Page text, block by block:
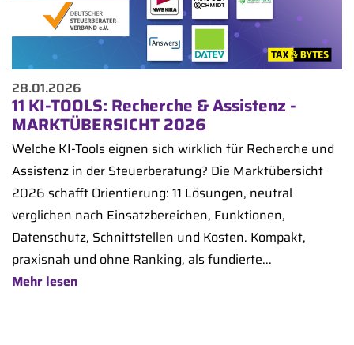
28.01.2026
11 KI-TOOLS: Recherche & Assistenz -
MARKTÜBERSICHT 2026
Welche KI-Tools eignen sich wirklich für Recherche und
Assistenz in der Steuerberatung? Die Marktübersicht
2026 schafft Orientierung: 11 Lösungen, neutral
verglichen nach Einsatzbereichen, Funktionen,
Datenschutz, Schnittstellen und Kosten. Kompakt,
praxisnah und ohne Ranking, als fundierte...
Mehr lesen